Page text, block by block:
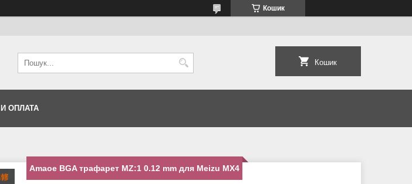
Кошик
Кошик
ОПЛАТА
Amaoe BGA трафарет MZ:1 0.12 mm для Meizu MX4